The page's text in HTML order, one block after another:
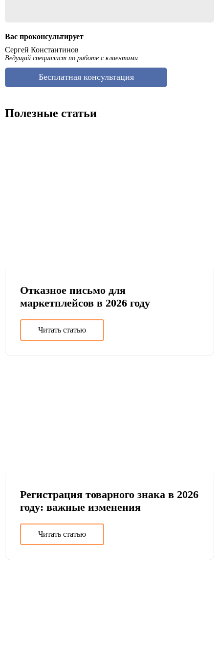
Вас проконсультирует
Сергей Константинов
Ведущий специалист по работе с клиентами
Бесплатная консультация
Полезные статьи
Отказное письмо для
маркетплейсов в 2026 году
Читать статью
Регистрация товарного знака в 2026
году: важные изменения
Читать статью